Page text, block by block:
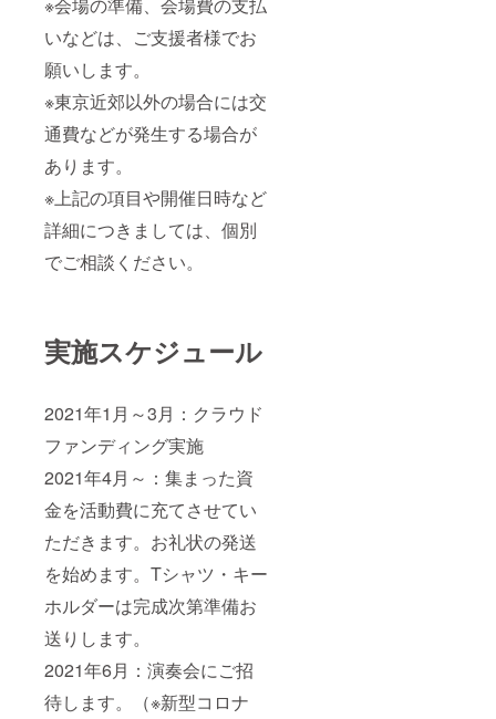
いなどは、ご支援者様でお
願いします。
※東京近郊以外の場合には交
通費などが発生する場合が
あります。
※上記の項目や開催日時など
詳細につきましては、個別
でご相談ください。
実施スケジュール
2021年1月～3月：クラウド
ファンディング実施
2021年4月～：集まった資
金を活動費に充てさせてい
ただきます。お礼状の発送
を始めます。Tシャツ・キー
ホルダーは完成次第準備お
送りします。
2021年6月：演奏会にご招
待します。（※新型コロナ